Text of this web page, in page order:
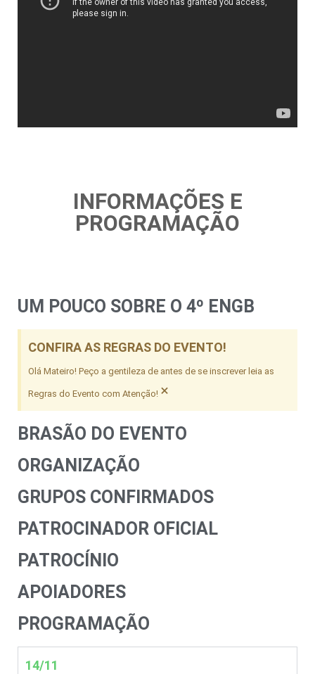
INFORMAÇÕES E
PROGRAMAÇÃO
UM POUCO SOBRE O 4º ENGB
CONFIRA AS REGRAS DO EVENTO!
Olá Mateiro! Peço a gentileza de antes de se inscrever leia as
Regras do Evento com Atenção! ×
BRASÃO DO EVENTO
ORGANIZAÇÃO
GRUPOS CONFIRMADOS
PATROCINADOR OFICIAL
PATROCÍNIO
APOIADORES
PROGRAMAÇÃO
14/11